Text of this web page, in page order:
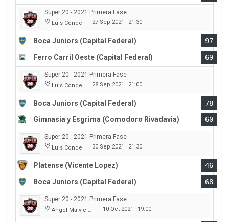
Super 20 - 2021 Primera Fase
Luis Conde | 27 Sep 2021 21:30
Boca Juniors (Capital Federal)
97
Ferro Carril Oeste (Capital Federal)
69
Super 20 - 2021 Primera Fase
Luis Conde | 28 Sep 2021 21:00
Boca Juniors (Capital Federal)
78
Gimnasia y Esgrima (Comodoro Rivadavia)
60
Super 20 - 2021 Primera Fase
Luis Conde | 30 Sep 2021 21:30
Platense (Vicente Lopez)
46
Boca Juniors (Capital Federal)
68
Super 20 - 2021 Primera Fase
Angel Malvicino | 10 Oct 2021 19:00